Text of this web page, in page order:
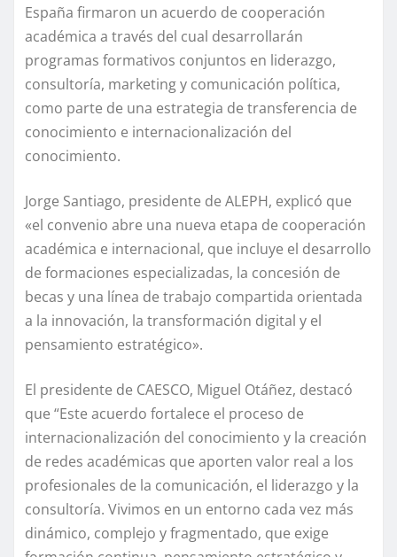
España firmaron un acuerdo de cooperación
académica a través del cual desarrollarán
programas formativos conjuntos en liderazgo,
consultoría, marketing y comunicación política,
como parte de una estrategia de transferencia de
conocimiento e internacionalización del
conocimiento.
Jorge Santiago, presidente de ALEPH, explicó que
«el convenio abre una nueva etapa de cooperación
académica e internacional, que incluye el desarrollo
de formaciones especializadas, la concesión de
becas y una línea de trabajo compartida orientada
a la innovación, la transformación digital y el
pensamiento estratégico».
El presidente de CAESCO, Miguel Otáñez, destacó
que “Este acuerdo fortalece el proceso de
internacionalización del conocimiento y la creación
de redes académicas que aporten valor real a los
profesionales de la comunicación, el liderazgo y la
consultoría. Vivimos en un entorno cada vez más
dinámico, complejo y fragmentado, que exige